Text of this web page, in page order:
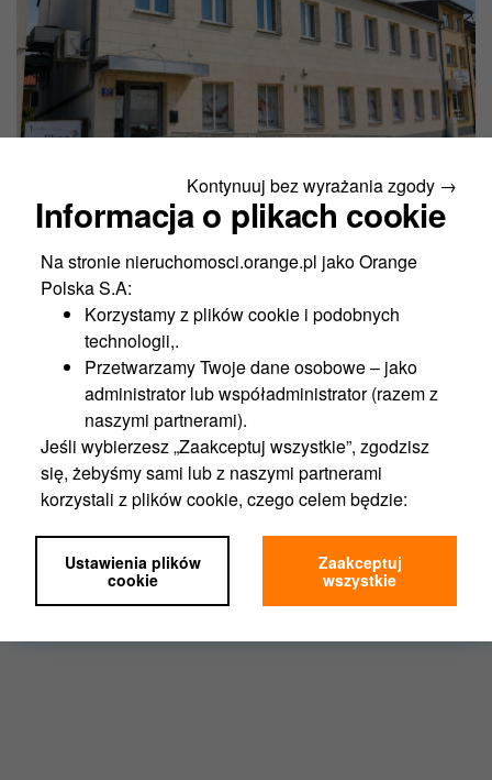
Wysokie Mazowieckie
ul. Rynek Piłsudskiego 57
Cena netto: 2,000,000 PLN
Powierzchnia budynków:
Powierzchnia gruntów:1414 m2
Więcej
1 2 3
Kontynuuj bez wyrażania zgody →
Informacja o plikach cookie
Na stronie nieruchomosci.orange.pl jako Orange
Polska S.A:
Korzystamy z plików cookie i podobnych
technologii,.
Przetwarzamy Twoje dane osobowe – jako
administrator lub współadministrator (razem z
naszymi partnerami).
Jeśli wybierzesz „Zaakceptuj wszystkie”, zgodzisz
się, żebyśmy sami lub z naszymi partnerami
korzystali z plików cookie, czego celem będzie:
Analityka,
Marketing,
Personalizacja.
Ustawienia plików
cookie
Zaakceptuj
wszystkie